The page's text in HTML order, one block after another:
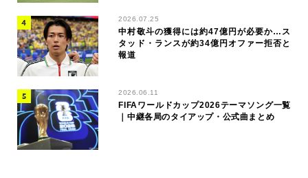
2026.07.25
中村敬斗の獲得には約47億円が必要か…ス
タッド・ランスが約34億円オファー拒否と
報道
2026.06.11
FIFAワールドカップ2026テーマソング一覧
｜中継各局のタイアップ・公式曲まとめ